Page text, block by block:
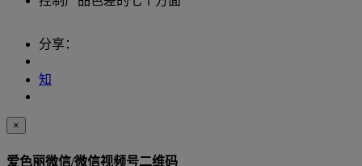
分享：
知
×
爱色丽微信/微信视频号二维码